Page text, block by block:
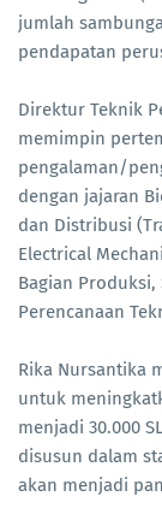
jumlah
pendapatan
Direktur Teknik
memimpin
pengalaman/
dengan jajaran
dan Distribusi
Electrical
Bagian Produksi,
Perencanaan
Rika Nursantika
untuk
menjadi 30.000
disusun dalam
akan menjadi